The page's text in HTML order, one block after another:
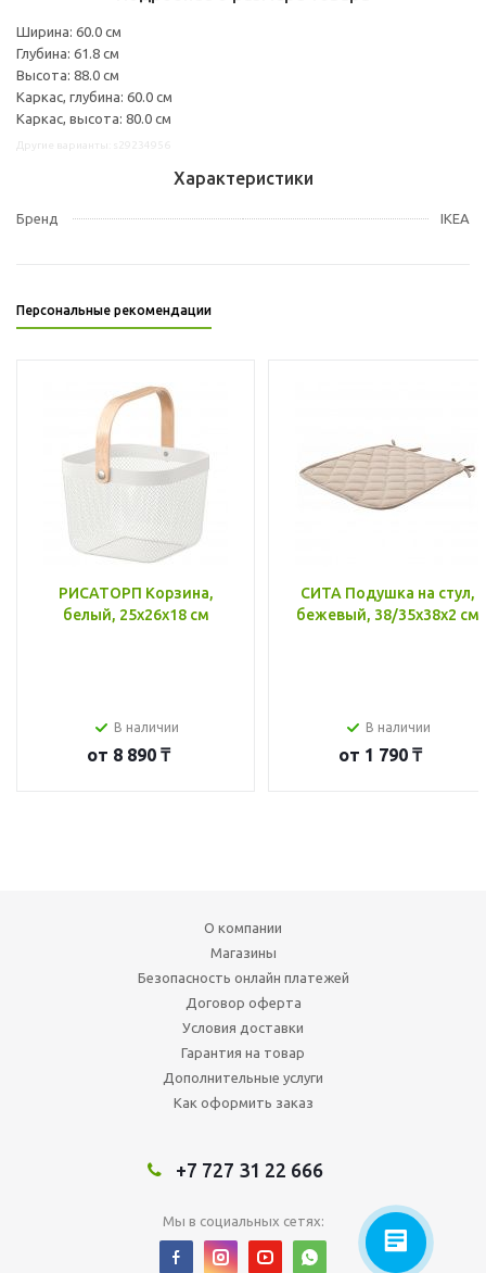
Ширина: 60.0 см
Глубина: 61.8 см
Высота: 88.0 см
Каркас, глубина: 60.0 см
Каркас, высота: 80.0 см
Характеристики
Бренд IKEA
Персональные рекомендации
РИСАТОРП Корзина,
белый, 25x26x18 см
В наличии
от 8 890 ₸
СИТА Подушка на стул,
бежевый, 38/35x38x2 см
В наличии
от 1 790 ₸
О компании
Магазины
Безопасность онлайн платежей
Договор оферта
Условия доставки
Гарантия на товар
Дополнительные услуги
Как оформить заказ
+7 727 31 22 666
Мы в социальных сетях: